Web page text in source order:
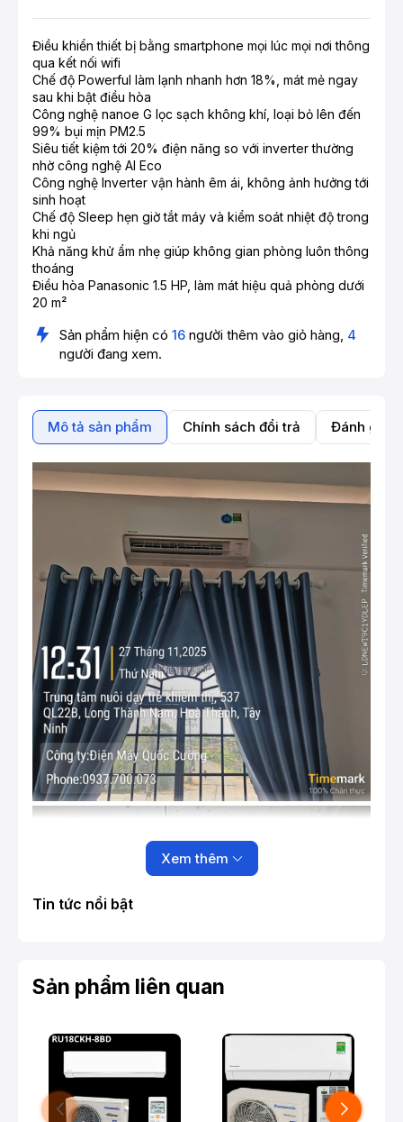
Điều khiển thiết bị bằng smartphone mọi lúc mọi nơi thông
qua kết nối wifi
Chế độ Powerful làm lạnh nhanh hơn 18%, mát mẻ ngay
sau khi bật điều hòa
Công nghệ nanoe G lọc sạch không khí, loại bỏ lên đến
99% bụi mịn PM2.5
Siêu tiết kiệm tới 20% điện năng so với inverter thường
nhờ công nghệ AI Eco
Công nghệ Inverter vận hành êm ái, không ảnh hưởng tới
sinh hoạt
Chế độ Sleep hẹn giờ tắt máy và kiểm soát nhiệt độ trong
khi ngủ
Khả năng khử ẩm nhẹ giúp không gian phòng luôn thông
thoáng
Điều hòa Panasonic 1.5 HP, làm mát hiệu quả phòng dưới
20 m²
Sản phẩm hiện có 16 người thêm vào giỏ hàng, 4
người đang xem.
Mô tả sản phẩm Chính sách đổi trả Đánh giá
Xem thêm
Tin tức nổi bật
Sản phẩm liên quan